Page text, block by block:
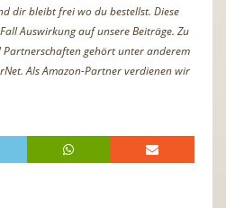
dir bleibt frei wo du bestellst. Diese
Auswirkung auf unsere Beiträge. Zu
gehört unter anderem
Als Amazon-Partner verdienen wir